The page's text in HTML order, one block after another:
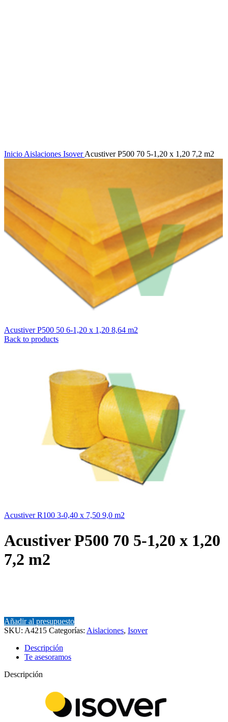
Inicio Aislaciones IsoverAcustiver P500 70 5-1,20 x 1,20 7,2 m2
Acustiver P500 50 6-1,20 x 1,20 8,64 m2
Back to products
Acustiver R100 3-0,40 x 7,50 9,0 m2
Acustiver P500 70 5-1,20 x 1,20
7,2 m2
Añadir al presupuesto
SKU: A4215 Categorías: Aislaciones, Isover
Descripción
Te asesoramos
Descripción